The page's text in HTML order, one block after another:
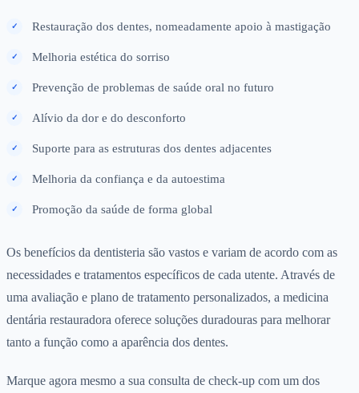
Restauração dos dentes, nomeadamente apoio à mastigação
Melhoria estética do sorriso
Prevenção de problemas de saúde oral no futuro
Alívio da dor e do desconforto
Suporte para as estruturas dos dentes adjacentes
Melhoria da confiança e da autoestima
Promoção da saúde de forma global
Os benefícios da dentisteria são vastos e variam de acordo com as
necessidades e tratamentos específicos de cada utente. Através de
uma avaliação e plano de tratamento personalizados, a medicina
dentária restauradora oferece soluções duradouras para melhorar
tanto a função como a aparência dos dentes.
Marque agora mesmo a sua consulta de check-up com um dos